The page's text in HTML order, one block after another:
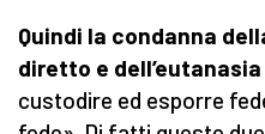
Quindi la condanna
diretto e
custodire ed esporre